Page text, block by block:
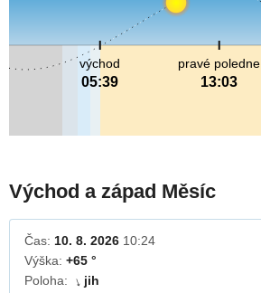
pravé poledne
13:03
východ
05:39
Východ a západ Měsíc
Čas: 10. 8. 2026 10:24
Výška: +65 °
Poloha:
↓ jih